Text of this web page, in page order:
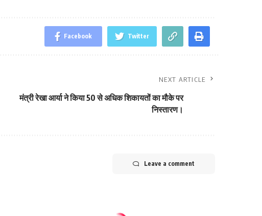
Facebook Twitter
NEXT ARTICLE
मंत्री रेखा आर्या ने किया 50 से अधिक शिकायतों का मौके पर
निस्तारण।
Leave a comment